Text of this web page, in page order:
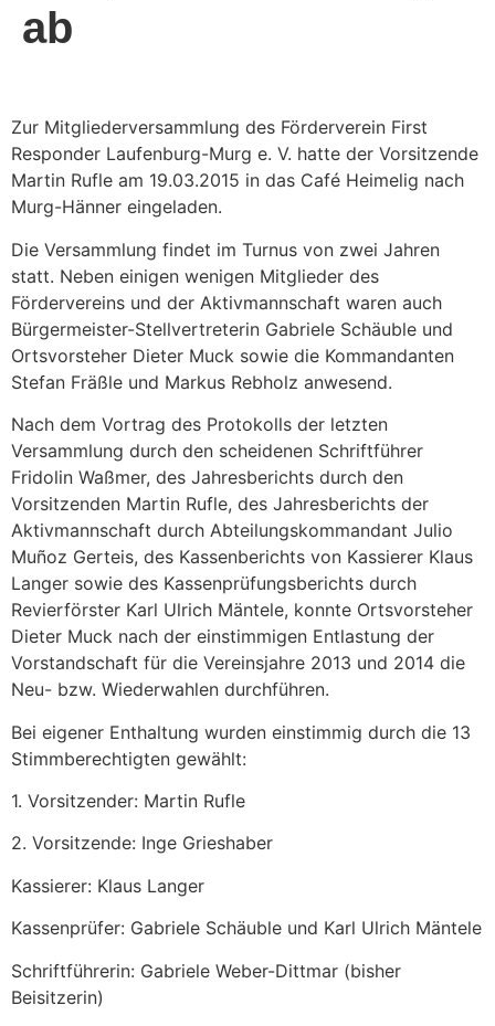
ab
Zur Mitgliederversammlung des Förderverein First
Responder Laufenburg-Murg e. V. hatte der Vorsitzende
Martin Rufle am 19.03.2015 in das Café Heimelig nach
Murg-Hänner eingeladen.
Die Versammlung findet im Turnus von zwei Jahren
statt. Neben einigen wenigen Mitglieder des
Fördervereins und der Aktivmannschaft waren auch
Bürgermeister-Stellvertreterin Gabriele Schäuble und
Ortsvorsteher Dieter Muck sowie die Kommandanten
Stefan Fräßle und Markus Rebholz anwesend.
Nach dem Vortrag des Protokolls der letzten
Versammlung durch den scheidenen Schriftführer
Fridolin Waßmer, des Jahresberichts durch den
Vorsitzenden Martin Rufle, des Jahresberichts der
Aktivmannschaft durch Abteilungskommandant Julio
Muñoz Gerteis, des Kassenberichts von Kassierer Klaus
Langer sowie des Kassenprüfungsberichts durch
Revierförster Karl Ulrich Mäntele, konnte Ortsvorsteher
Dieter Muck nach der einstimmigen Entlastung der
Vorstandschaft für die Vereinsjahre 2013 und 2014 die
Neu- bzw. Wiederwahlen durchführen.
Bei eigener Enthaltung wurden einstimmig durch die 13
Stimmberechtigten gewählt:
1. Vorsitzender: Martin Rufle
2. Vorsitzende: Inge Grieshaber
Kassierer: Klaus Langer
Kassenprüfer: Gabriele Schäuble und Karl Ulrich Mäntele
Schriftführerin: Gabriele Weber-Dittmar (bisher
Beisitzerin)